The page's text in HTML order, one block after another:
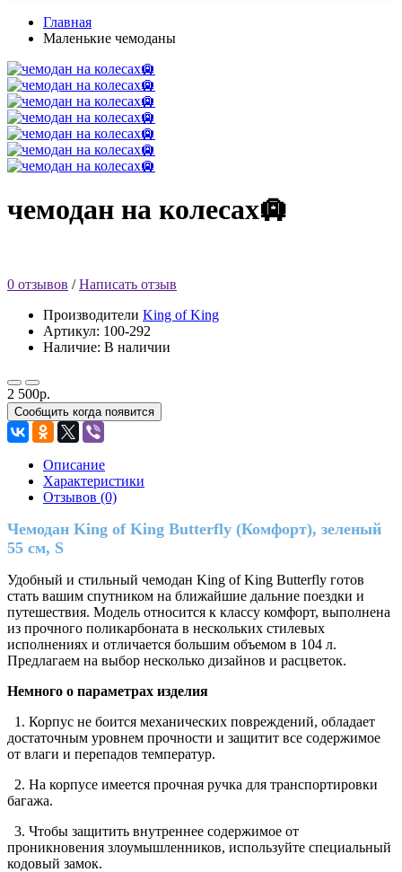
Главная
Маленькие чемоданы
чемодан на колесах🛄
0 отзывов /Написать отзыв
Производители King of King
Артикул: 100-292
Наличие: В наличии
2 500р.
Сообщить когда появится
Описание
Характеристики
Отзывов (0)
Чемодан King of King Butterfly (Комфорт), зеленый
55 см, S
Удобный и стильный чемодан King of King Butterfly готов
стать вашим спутником на ближайшие дальние поездки и
путешествия. Модель относится к классу комфорт, выполнена
из прочного поликарбоната в нескольких стилевых
исполнениях и отличается большим объемом в 104 л.
Предлагаем на выбор несколько дизайнов и расцветок.
Немного о параметрах изделия
1. Корпус не боится механических повреждений, обладает
достаточным уровнем прочности и защитит все содержимое
от влаги и перепадов температур.
2. На корпусе имеется прочная ручка для транспортировки
багажа.
3. Чтобы защитить внутреннее содержимое от
проникновения злоумышленников, используйте специальный
кодовый замок.